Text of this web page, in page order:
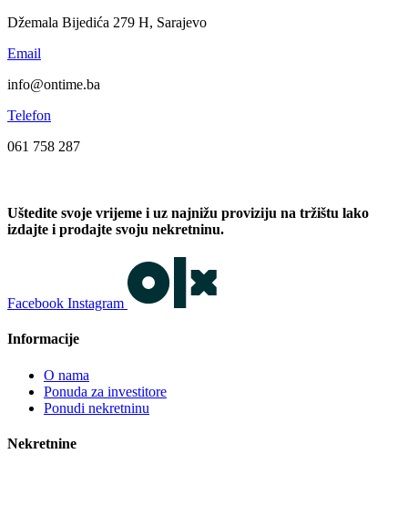
Džemala Bijedića 279 H, Sarajevo
Email
info@ontime.ba
Telefon
061 758 287
Uštedite svoje vrijeme i uz najnižu proviziju na tržištu lako
izdajte i prodajte svoju nekretninu.
Facebook Instagram
Informacije
O nama
Ponuda za investitore
Ponudi nekretninu
Nekretnine